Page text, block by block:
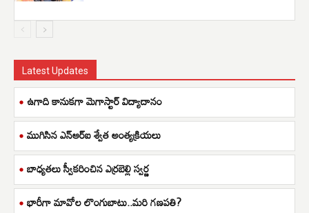
Latest Updates
ఉగాది కానుకగా మెగాస్టార్ విద్యాదానం
ముగిసిన ఎన్ఆర్ఐ శ్వేత అంత్యక్రియలు
బాధ్యతలు స్వీకరించిన ఎర్రబెల్లి స్వర్ణ
భారీగా మావోల లొంగుబాటు..మరి గణపతి?